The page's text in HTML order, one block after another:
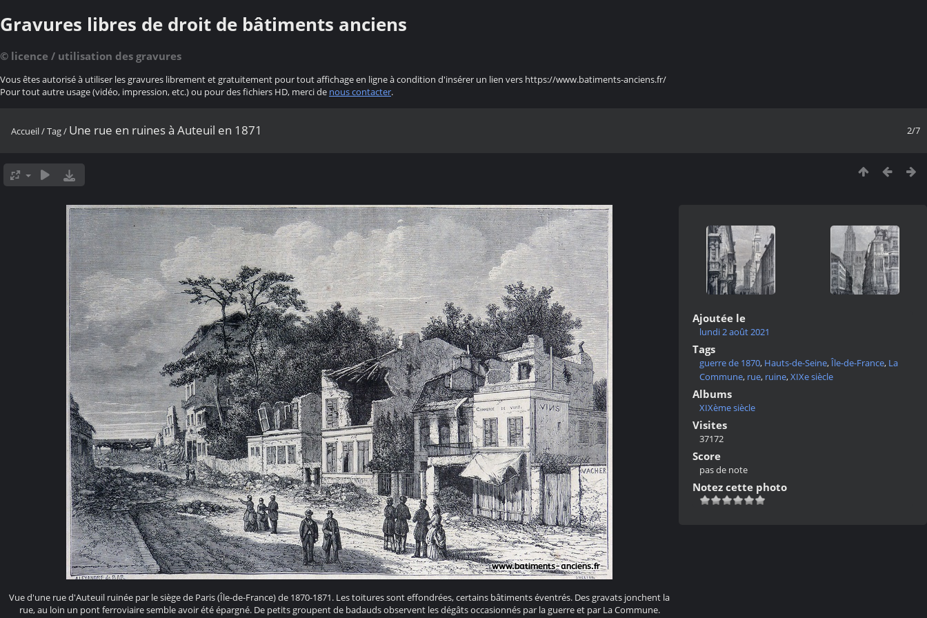
Gravures libres de droit de bâtiments anciens
© licence / utilisation des gravures
Vous êtes autorisé à utiliser les gravures librement et gratuitement pour tout affichage en ligne à condition d'insérer un lien vers https://www.batiments-anciens.fr/
Pour tout autre usage (vidéo, impression, etc.) ou pour des fichiers HD, merci de nous contacter.
2/7
Accueil/Tag/ Une rue en ruines à Auteuil en 1871
Vue d'une rue d'Auteuil ruinée par le siège de Paris (Île-de-France) de 1870-1871. Les toitures sont effondrées, certains bâtiments éventrés. Des gravats jonchent la
rue, au loin un pont ferroviaire semble avoir été épargné. De petits groupent de badauds observent les dégâts occasionnés par la guerre et par La Commune.
Ajoutée le
lundi 2 août 2021
Tags
guerre de 1870, Hauts-de-Seine,Île-de-France, La
Commune, rue, ruine,XIXe siècle
Albums
XIXème siècle
Visites
37172
Score
pas de note
Notez cette photo